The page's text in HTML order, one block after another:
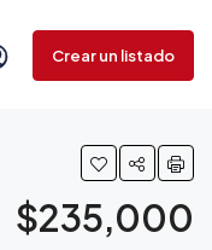
Crear un listado
$235,000